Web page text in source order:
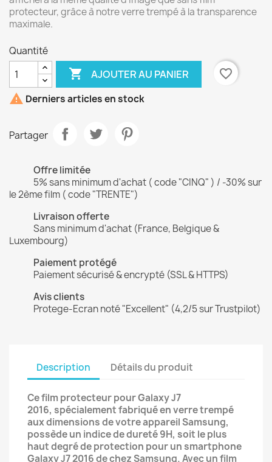
protecteur, grâce à notre verre trempé à la transparence
maximale.
Quantité
 AJOUTER AU PANIER
favorite_border
 Derniers articles en stock
Partager
Offre limitée
5% sans minimum d'achat ( code "CINQ" ) / -30% sur
le 2ème film ( code "TRENTE")
Livraison offerte
Sans minimum d'achat (France, Belgique &
Luxembourg)
Paiement protégé
Paiement sécurisé & encrypté (SSL & HTTPS)
Avis clients
Protege-Ecran noté "Excellent" (4,2/5 sur Trustpilot)
Description Détails du produit
Ce film protecteur pour Galaxy J7
2016, spécialement fabriqué en verre trempé
aux dimensions de votre appareil Samsung,
possède un indice de dureté 9H, soit le plus
haut degré de protection pour un smartphone
Galaxy J7 2016 de chez Samsung. Avec un film